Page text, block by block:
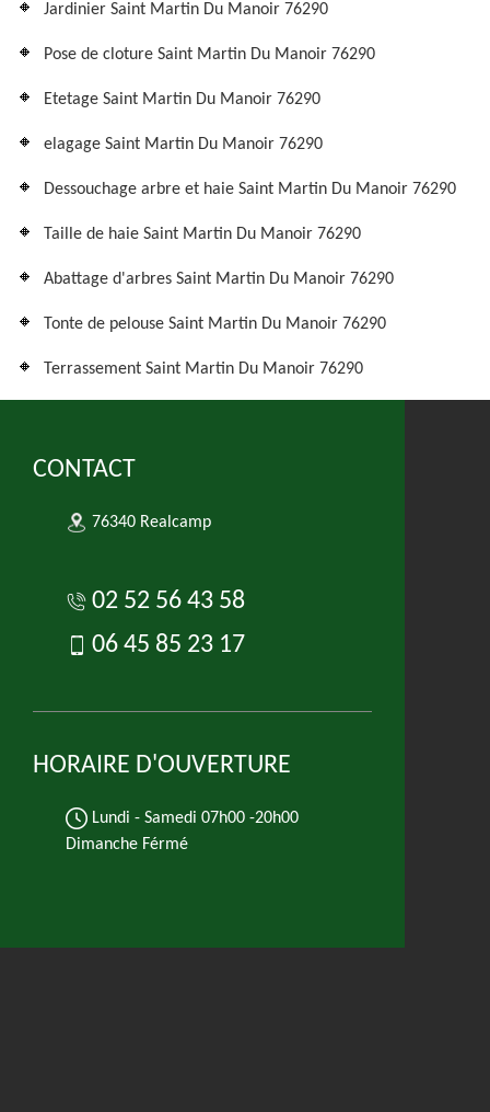
Jardinier Saint Martin Du Manoir 76290
Pose de cloture Saint Martin Du Manoir 76290
Etetage Saint Martin Du Manoir 76290
elagage Saint Martin Du Manoir 76290
Dessouchage arbre et haie Saint Martin Du Manoir 76290
Taille de haie Saint Martin Du Manoir 76290
Abattage d'arbres Saint Martin Du Manoir 76290
Tonte de pelouse Saint Martin Du Manoir 76290
Terrassement Saint Martin Du Manoir 76290
CONTACT
76340 Realcamp
02 52 56 43 58
06 45 85 23 17
HORAIRE D'OUVERTURE
Lundi - Samedi 07h00 -20h00
Dimanche Férmé